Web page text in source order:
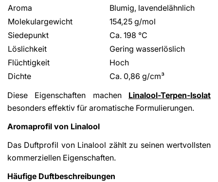
Aroma
Blumig, lavendelähnlich
Molekulargewicht
154,25 g/mol
Siedepunkt
Ca. 198 °C
Löslichkeit
Gering wasserlöslich
Flüchtigkeit
Hoch
Dichte
Ca. 0,86 g/cm³
Diese Eigenschaften machen Linalool-Terpen-Isolat
besonders effektiv für aromatische Formulierungen.
Aromaprofil von Linalool
Das Duftprofil von Linalool zählt zu seinen wertvollsten
kommerziellen Eigenschaften.
Häufige Duftbeschreibungen